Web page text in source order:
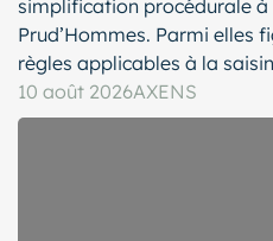
simplification procédurale à
Prud’Hommes. Parmi elles
règles applicables à la
10 août 2026AXENS